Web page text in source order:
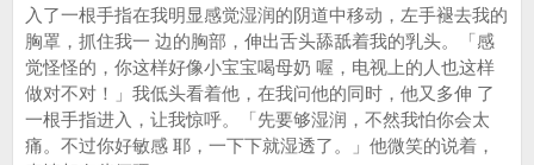
入了一根手指在我明显感觉湿润的阴道中移动，左手褪去我的
胸罩，抓住我一 边的胸部，伸出舌头舔舐着我的乳头。「感
觉怪怪的，你这样好像小宝宝喝母奶 喔，电视上的人也这样
做对不对！」我低头看着他，在我问他的同时，他又多伸 了
一根手指进入，让我惊呼。「先要够湿润，不然我怕你会太
痛。不过你好敏感 耶，一下下就湿透了。」他微笑的说着，